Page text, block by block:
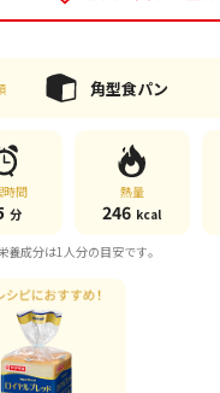
角型食パン
時間
分
熱量
246 kcal
養成分は1人分の目安です。